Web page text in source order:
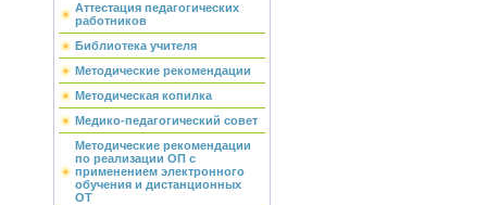
Аттестация педагогических
работников
Библиотека учителя
Методические рекомендации
Методическая копилка
Медико-педагогический совет
Методические рекомендации
по реализации ОП с
применением электронного
обучения и дистанционных
ОТ